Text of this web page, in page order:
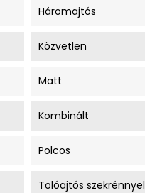
Háromajtós
Közvetlen
Matt
Kombinált
Polcos
Tolóajtós szekrénnyel